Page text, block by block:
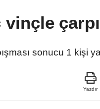
sonucu 1 kişi
Yazdır